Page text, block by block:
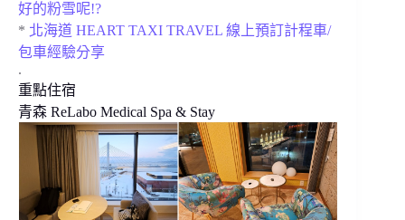
好的粉雪呢!?
* 北海道 HEART TAXI TRAVEL 線上預訂計程車/
包車經驗分享
.
重點住宿
青森 ReLabo Medical Spa & Stay